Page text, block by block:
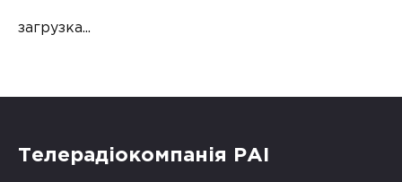
загрузка...
Телерадіокомпанія РАІ